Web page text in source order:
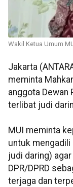
Wakil Ketua Umum
Jakarta
meminta
anggota Dewan
terlibat judi
MUI meminta
untuk mengadili
judi daring)
DPR/DPRD
terjaga dan